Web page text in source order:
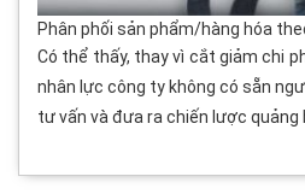
Phân phối sản phẩm/hàng hóa
Có thể thấy, thay vì cắt giảm chi
nhân lực công ty không có sẵn
tư vấn và đưa ra chiến lược